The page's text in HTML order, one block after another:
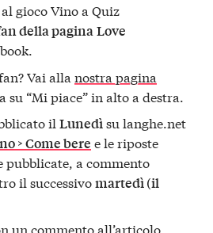
gioco Vino a Quiz
della paginaLove
Vai alla nostra pagina
su “Mi piace” in alto a destra.
il Lunedìsu langhe.net
> Come bere e le riposte
pubblicate, a commento
il successivomartedì (il
un commento all’articolo,